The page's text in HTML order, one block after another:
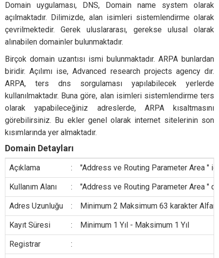
Domain uygulaması, DNS, Domain name system olarak
açılmaktadır. Dilimizde, alan isimleri sistemlendirme olarak
çevrilmektedir. Gerek uluslararası, gerekse ulusal olarak
alınabilen domainler bulunmaktadır.
Birçok domain uzantısı ismi bulunmaktadır. ARPA bunlardan
biridir. Açılımı ise, Advanced research projects agency dır.
ARPA, ters dns sorgulaması yapılabilecek yerlerde
kullanılmaktadır. Buna göre, alan isimleri sistemlendirme ters
olarak yapabileceğiniz adreslerde, ARPA kısaltmasını
görebilirsiniz. Bu ekler genel olarak internet sitelerinin son
kısımlarında yer almaktadır.
Domain Detayları
Açıklama : "Address ve Routing Parameter Area "
Kullanım Alanı : "Address ve Routing Parameter Area "
Adres Uzunluğu : Minimum 2 Maksimum 63 karakter
Kayıt Süresi : Minimum 1 Yıl - Maksimum 1 Yıl
Registrar :